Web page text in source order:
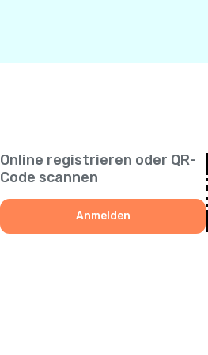
Online registrieren oder QR-
Code scannen
Anmelden